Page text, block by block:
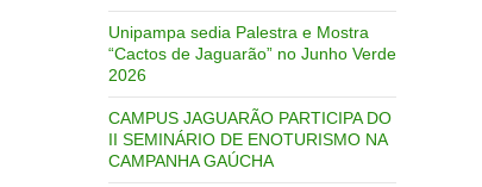
Unipampa sedia Palestra e Mostra
“Cactos de Jaguarão” no Junho Verde
2026
CAMPUS JAGUARÃO PARTICIPA DO
II SEMINÁRIO DE ENOTURISMO NA
CAMPANHA GAÚCHA